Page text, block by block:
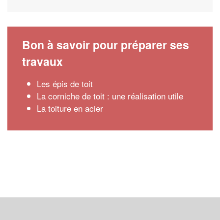
Bon à savoir pour préparer ses
travaux
Les épis de toit
La corniche de toit : une réalisation utile
La toiture en acier